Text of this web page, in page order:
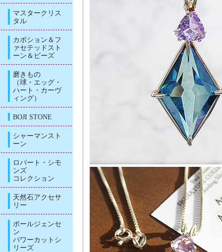
マスタークリス
タル
カボション＆フ
ァセテッドスト
ーン＆ビーズ
磨きもの
（球・エッグ・
ハート・カーヴ
ィング）
BOJI STONE
シャーマンスト
ーン
ロバート・シモ
ンズ
コレクション
天然石アクセサ
リー
ポールジェンセ
ン
パワーカットシ
リーズ